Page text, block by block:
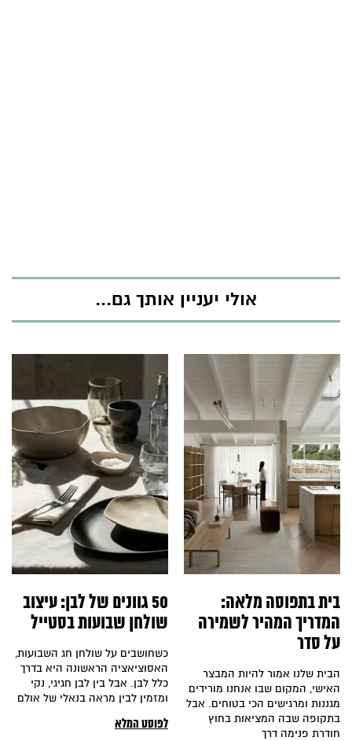
אולי יעניין אותך גם...
50 גוונים של לבן: עיצוב
שולחן שבועות בסטייל
כשחושבים על שולחן חג השבועות,
האסוציאציה הראשונה היא בדרך
כלל לבן. אבל בין לבן חגיגי, נקי
ומזמין לבין מראה בנאלי של אולם
לפוסט המלא
בתפוסה מלאה:
המהיר לשמירה
סדר
שלנו אמור להיות המבצר
המקום שבו אנחנו מורידים
ומרגישים הכי בטוחים. אבל
שבה המציאות בחוץ
פנימה דרך